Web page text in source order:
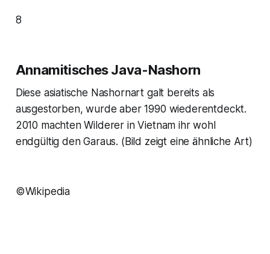
8
Annamitisches Java-Nashorn
Diese asiatische Nashornart galt bereits als
ausgestorben, wurde aber 1990 wiederentdeckt.
2010 machten Wilderer in Vietnam ihr wohl
endgültig den Garaus. (Bild zeigt eine ähnliche Art)
©Wikipedia